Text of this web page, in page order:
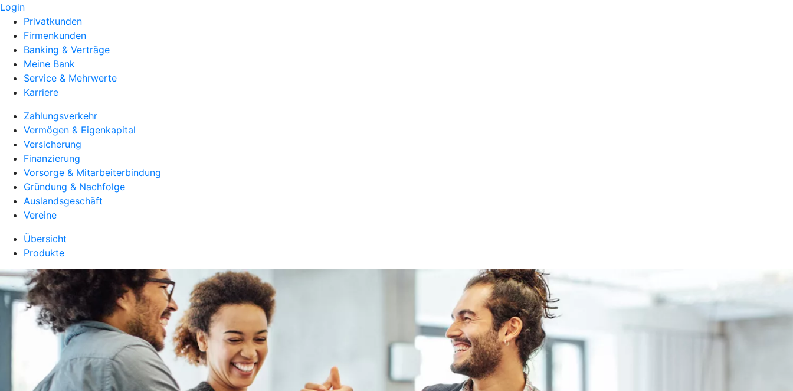
Login
Privatkunden
Firmenkunden
Banking & Verträge
Meine Bank
Service & Mehrwerte
Karriere
Zahlungsverkehr
Vermögen & Eigenkapital
Versicherung
Finanzierung
Vorsorge & Mitarbeiterbindung
Gründung & Nachfolge
Auslandsgeschäft
Vereine
Übersicht
Produkte